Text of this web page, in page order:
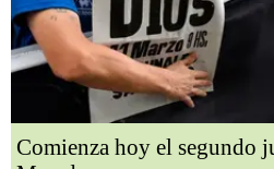
Comienza hoy el segundo